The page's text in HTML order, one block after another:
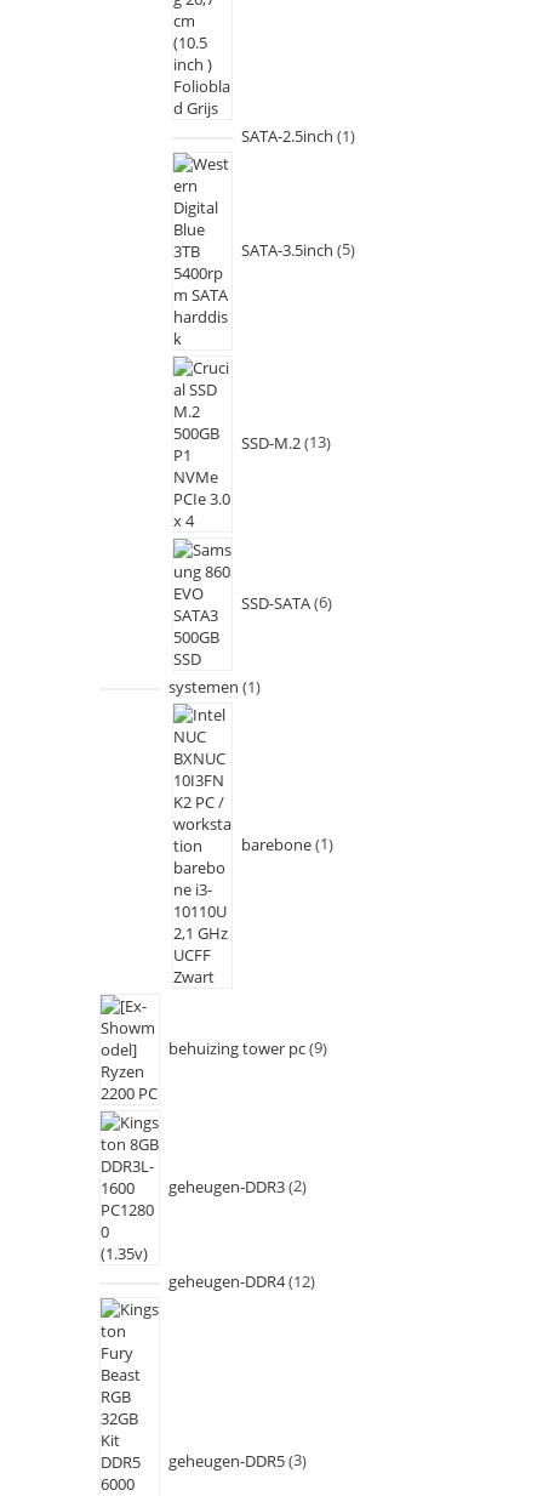
SATA-2.5inch 1
SATA-3.5inch 5
SSD-M.2 13
SSD-SATA 6
systemen 1
barebone 1
behuizing tower pc 9
geheugen-DDR3 2
geheugen-DDR4 12
geheugen-DDR5 3